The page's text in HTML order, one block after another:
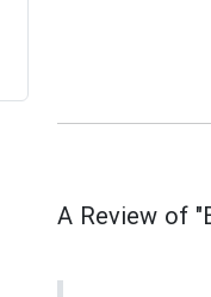
A Review of